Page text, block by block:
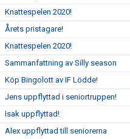
Knattespelen 2020!
Årets pristagare!
Knattespelen 2020!
Sammanfattning av Silly season
Köp Bingolott av IF Lödde!
Jens uppflyttad i seniortruppen!
Isak uppflyttad!
Alex uppflyttad till seniorerna